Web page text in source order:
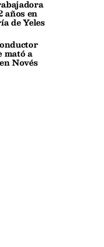
años en
de Yeles
mató a
Novés